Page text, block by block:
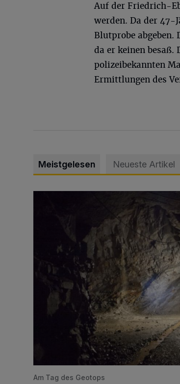
Auf der Friedrich-
werden. Da der 47-
Blutprobe
da er keinen besaß.
polizeibekannten
Ermittlungen des
Meistgelesen Neueste Artikel
Am Tag des Geotops